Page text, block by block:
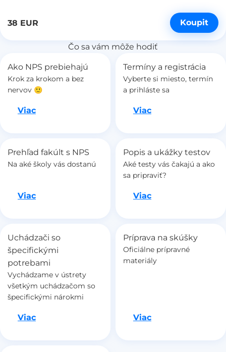
38 EUR Koupit
Čo sa vám môže hodiť
Ako NPS prebiehajú
Krok za krokom a bez
nervov 🙂
ViacIdeme na to
Termíny a registrácia
Vyberte si miesto, termín
a prihláste sa
ViacIdeme na to
Prehľad fakúlt s NPS
Na aké školy vás dostanú
ViacIdeme na to
Popis a ukážky testov
Aké testy vás čakajú a ako
sa pripraviť?
ViacIdeme na to
Uchádzači so
špecifickými
potrebami
Vychádzame v ústrety
všetkým uchádzačom so
špecifickými nárokmi
ViacIdeme na to
Príprava na skúšky
Oficiálne prípravné
materiály
ViacIdeme na to